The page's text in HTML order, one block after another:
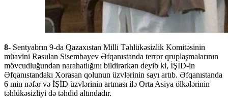
8- Sentyabrın 9-da Qazaxıstan Milli Təhlükəsizlik Komitəsinin
müavini Rəsulan Sisembayev Əfqanıstanda terror qruplaşmalarının
mövcudluğundan narahatlığını bildirərkən deyib ki, İŞİD-in
Əfqanıstandakı Xorasan qolunun üzvlərinin sayı artıb. Əfqanıstanda
6 min nəfər və İŞİD üzvlərinin artması ilə Orta Asiya ölkələrinin
təhlükəsizliyi də təhdid altındadır.